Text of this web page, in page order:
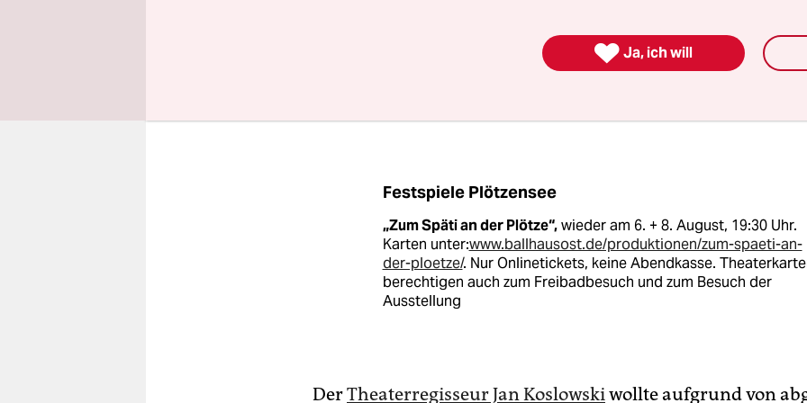
den Duschen sind Skulpturen ausgestellt, am Strand
und der FKK-Bereich wird zur Theaterbühne. Unter dem
Festspiele Plötzensee
„Zum Späti an der Plötze“,wieder am 6. + 8. August, 19:30 Uhr.
Karten unter:www.ballhausost.de/­produktionen/zum-spaeti-an-
der-ploetze/. Nur Online­tickets, keine Abendkasse.
berechtigen auch zum Freibadbesuch und zum Besuch der
Ausstellung
DerTheaterregisseur Jan Koslowskiwollte aufgrund von
 Ja, ich will